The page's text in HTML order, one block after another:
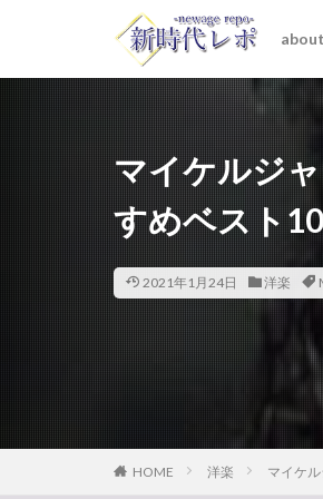
about
ラ
プ
免
マイケルジ
すめベスト
2021年1月24日 洋楽
HOME 洋楽 マイケ